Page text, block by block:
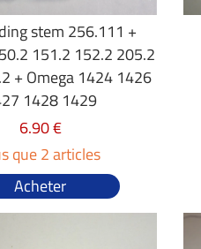
stem 256.111 +
151.2 152.2 205.2
+ Omega 1424 1426
1428 1429
6.90 €
que 2 articles
Acheter